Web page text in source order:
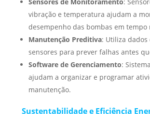
vibração e temperatura ajudam a
desempenho das bombas em tempo
Manutenção Preditiva: Utiliza dados
sensores para prever falhas antes
Software de Gerenciamento:
ajudam a organizar e programar
manutenção.
Sustentabilidade e Eficiência